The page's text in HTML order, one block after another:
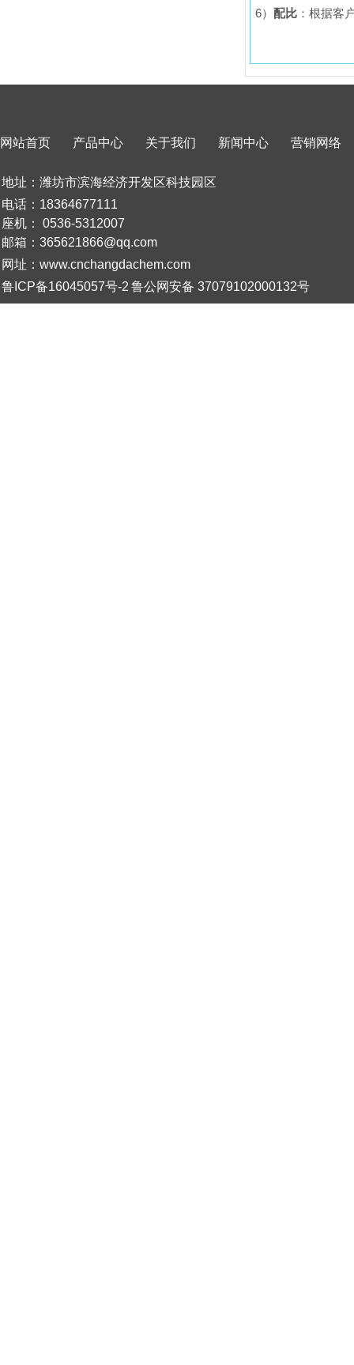
6） 配比 ：根据客
网站首页 产品中心 关于我们 新闻中心 营销网络
地址：潍坊市滨海经济开发区科技园区
电话：18364677111
座机：
0536-5312007
邮箱：365621866@qq.com
网址：www.cnchangdachem.com
鲁ICP备16045057号-2 鲁公网安备 37079102000132号